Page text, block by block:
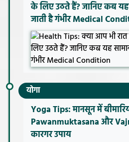
के लिए उठते हैं? जानिए कब
जाती है गंभीर Medical
योगा
Yoga Tips: मानसून में
Pawanmuktasana और
कारगर उपाय